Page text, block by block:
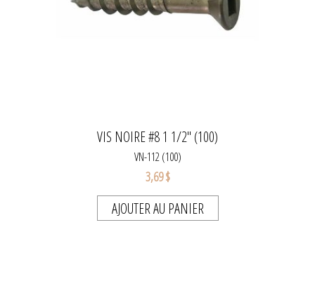
VIS NOIRE #8 1 1/2" (100)
VN-112 (100)
3,69 $
AJOUTER AU PANIER